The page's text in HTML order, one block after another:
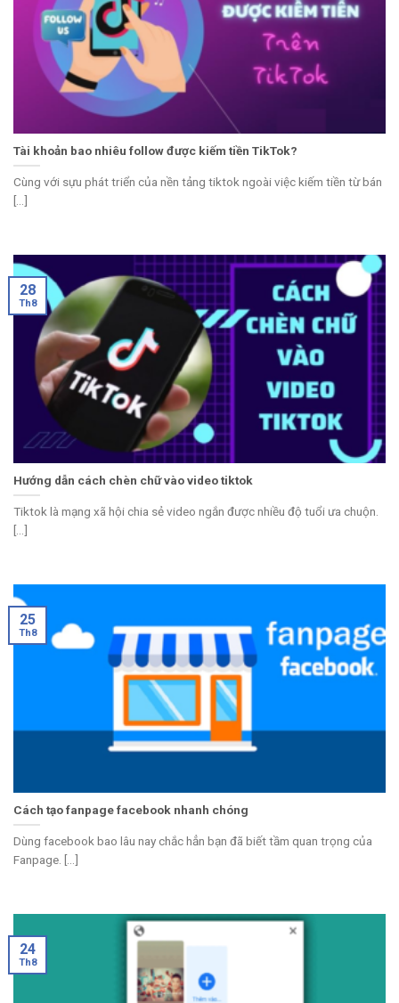
Tài khoản bao nhiêu follow được kiếm tiền TikTok?
Cùng với sựu phát triển của nền tảng tiktok ngoài việc kiếm tiền từ bán
[...]
Hướng dẫn cách chèn chữ vào video tiktok
Tiktok là mạng xã hội chia sẻ video ngắn được nhiều độ tuổi ưa chuộn.
[...]
28
Th8
Cách tạo fanpage facebook nhanh chóng
Dùng facebook bao lâu nay chắc hẳn bạn đã biết tầm quan trọng của
Fanpage. [...]
25
Th8
24
Th8